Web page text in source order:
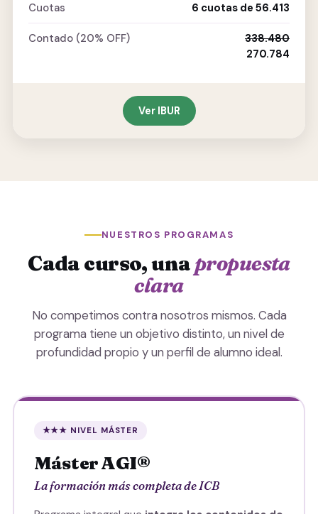
Cuotas 6 cuotas de 56.413
Contado (20% OFF)
338.480
270.784
Ver IBUR
NUESTROS PROGRAMAS
Cada curso, una propuesta
clara
No competimos contra nosotros mismos. Cada
programa tiene un objetivo distinto, un nivel de
profundidad propio y un perfil de alumno ideal.
★★★ NIVEL MÁSTER
Máster AGI®
La formación más completa de ICB